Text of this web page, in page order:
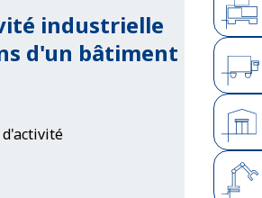
industrielle
d'un bâtiment